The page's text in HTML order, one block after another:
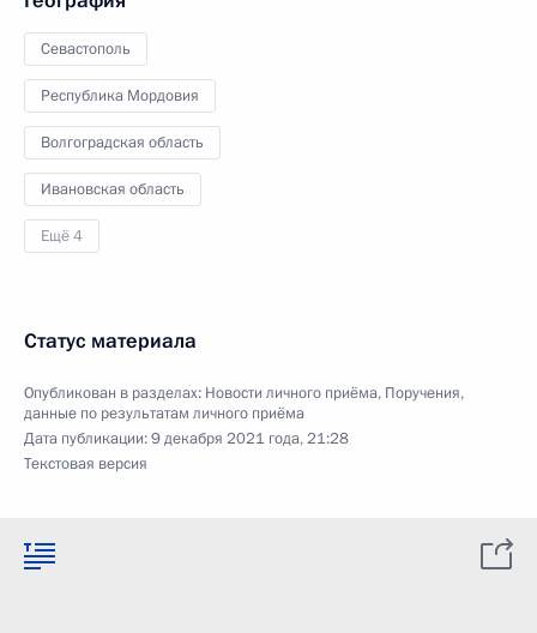
Севастополь
Республика Мордовия
Волгоградская область
Ивановская область
Ещё 4
Статус материала
Опубликован в разделах: Новости личного приёма, Поручения,
данные по результатам личного приёма
Дата публикации:9 декабря 2021 года, 21:28
Текстовая версия